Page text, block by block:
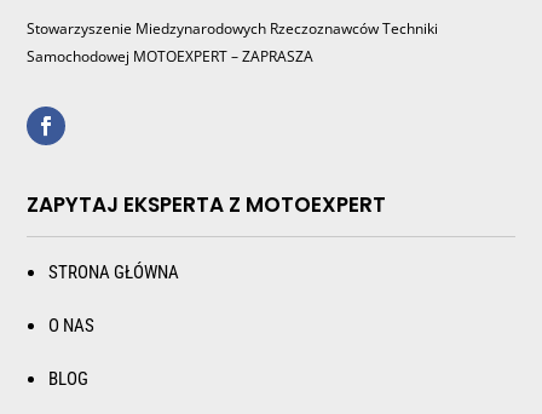
Stowarzyszenie Miedzynarodowych Rzeczoznawców Techniki
Samochodowej MOTOEXPERT – ZAPRASZA
ZAPYTAJ EKSPERTA Z MOTOEXPERT
STRONA GŁÓWNA
O NAS
BLOG